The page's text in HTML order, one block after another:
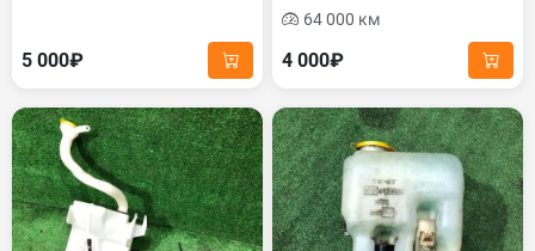
5 000₽
64 000 км
4 000₽